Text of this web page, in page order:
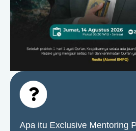
Apa itu Exclusive Mentoring